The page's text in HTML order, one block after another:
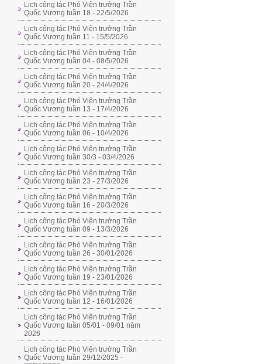
Lịch công tác Phó Viện trưởng Trần
Quốc Vương tuần 18 - 22/5/2026
Lịch công tác Phó Viện trưởng Trần
Quốc Vương tuần 11 - 15/5/2026
Lịch công tác Phó Viện trưởng Trần
Quốc Vương tuần 04 - 08/5/2026
Lịch công tác Phó Viện trưởng Trần
Quốc Vương tuần 20 - 24/4/2026
Lịch công tác Phó Viện trưởng Trần
Quốc Vương tuần 13 - 17/4/2026
Lịch công tác Phó Viện trưởng Trần
Quốc Vương tuần 06 - 10/4/2026
Lịch công tác Phó Viện trưởng Trần
Quốc Vương tuần 30/3 - 03/4/2026
Lịch công tác Phó Viện trưởng Trần
Quốc Vương tuần 23 - 27/3/2026
Lịch công tác Phó Viện trưởng Trần
Quốc Vương tuần 16 - 20/3/2026
Lịch công tác Phó Viện trưởng Trần
Quốc Vương tuần 09 - 13/3/2026
Lịch công tác Phó Viện trưởng Trần
Quốc Vương tuần 26 - 30/01/2026
Lịch công tác Phó Viện trưởng Trần
Quốc Vương tuần 19 - 23/01/2026
Lịch công tác Phó Viện trưởng Trần
Quốc Vương tuần 12 - 16/01/2026
Lịch công tác Phó Viện trưởng Trần
Quốc Vương tuần 05/01 - 09/01 năm
2026
Lịch công tác Phó Viện trưởng Trần
Quốc Vương tuần 29/12/2025 -